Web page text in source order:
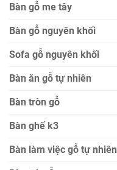
Bàn gỗ me tây
Bàn gỗ nguyên khối
Sofa gỗ nguyên khối
Bàn ăn gỗ tự nhiên
Bàn tròn gỗ
Bàn ghế k3
Bàn làm việc gỗ tự nhiên